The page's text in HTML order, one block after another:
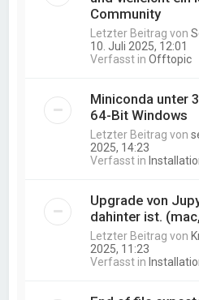
Community
Letzter Beitrag von
10. Juli 2025, 12:01
Verfasst inOfftopic
Miniconda unter
64-Bit Windows
Letzter Beitrag von
2025, 14:23
Verfasst in
Upgrade von
dahinter ist.
Letzter Beitrag von
2025, 11:23
Verfasst in